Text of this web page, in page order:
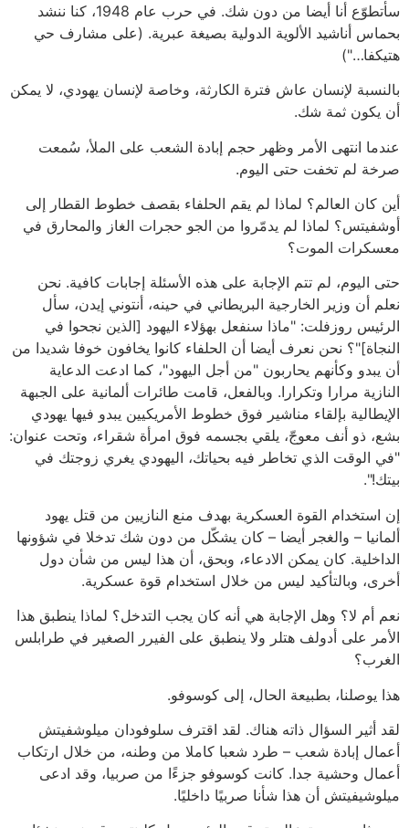
سأتطوّع أنا أيضا من دون شك. في حرب عام 1948، كنا ننشد
بحماس أناشيد الألوية الدولية بصيغة عبرية. (على مشارف حي
هتيكفا…")
بالنسبة لإنسان عاش فترة الكارثة، وخاصة لإنسان يهودي، لا يمكن
أن يكون ثمة شك.
عندما انتهى الأمر وظهر حجم إبادة الشعب على الملأ، سُمعت
صرخة لم تخفت حتى اليوم.
أين كان العالم؟ لماذا لم يقم الحلفاء بقصف خطوط القطار إلى
أوشفيتس؟ لماذا لم يدمّروا من الجو حجرات الغاز والمحارق في
معسكرات الموت؟
حتى اليوم، لم تتم الإجابة على هذه الأسئلة إجابات كافية. نحن
نعلم أن وزير الخارجية البريطاني في حينه، أنتوني إيدن، سأل
الرئيس روزفلت: "ماذا سنفعل بهؤلاء اليهود [الذين نجحوا في
النجاة]"؟ نحن نعرف أيضا أن الحلفاء كانوا يخافون خوفا شديدا من
أن يبدو وكأنهم يحاربون "من أجل اليهود"، كما ادعت الدعاية
النازية مرارا وتكرارا. وبالفعل، قامت طائرات ألمانية على الجبهة
الإيطالية بإلقاء مناشير فوق خطوط الأمريكيين يبدو فيها يهودي
بشع، ذو أنف معوجّ، يلقي بجسمه فوق امرأة شقراء، وتحت عنوان:
"في الوقت الذي تخاطر فيه بحياتك، اليهودي يغري زوجتك في
بيتك!".
إن استخدام القوة العسكرية بهدف منع النازيين من قتل يهود
ألمانيا – والغجر أيضا – كان يشكّل من دون شك تدخلا في شؤونها
الداخلية. كان يمكن الادعاء، وبحق، أن هذا ليس من شأن دول
أخرى، وبالتأكيد ليس من خلال استخدام قوة عسكرية.
نعم أم لا؟ وهل الإجابة هي أنه كان يجب التدخل؟ لماذا ينطبق هذا
الأمر على أدولف هتلر ولا ينطبق على الفيرر الصغير في طرابلس
الغرب؟
هذا يوصلنا، بطبيعة الحال، إلى كوسوفو.
لقد أثير السؤال ذاته هناك. لقد اقترف سلوفودان ميلوشفيتش
أعمال إبادة شعب – طرد شعبا كاملا من وطنه، من خلال ارتكاب
أعمال وحشية جدا. كانت كوسوفو جزءًا من صربيا، وقد ادعى
ميلوشيفيتش أن هذا شأنا صربيًا داخليًا.